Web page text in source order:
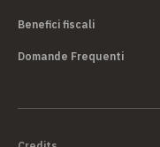
Benefici fiscali
Domande Frequenti